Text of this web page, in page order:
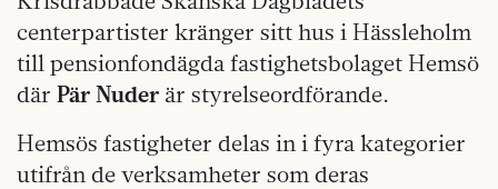
centerpartister kränger sitt hus i Hässleholm
till pensionfondägda fastighetsbolaget Hemsö
där Pär Nuder är styrelseordförande.
Hemsös fastigheter delas in i fyra kategorier
utifrån de verksamheter som deras